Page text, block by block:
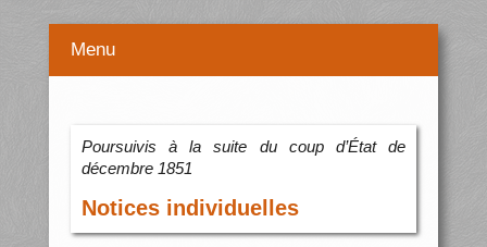
Menu
Poursuivis à la suite du coup d’État de
décembre 1851
Notices individuelles